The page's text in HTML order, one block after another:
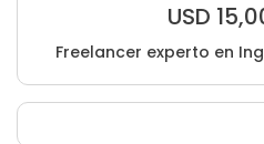
USD
Freelancer experto en